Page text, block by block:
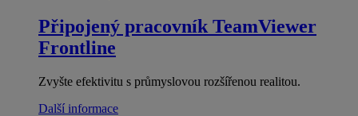
Připojený pracovník TeamViewer
Frontline
Zvyšte efektivitu s průmyslovou rozšířenou realitou.
Další informace